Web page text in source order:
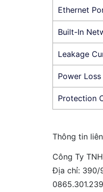
Ethernet
Built-In
Leakage
Power Loss
Protection
Thông tin
Công Ty
Địa chỉ: 390/